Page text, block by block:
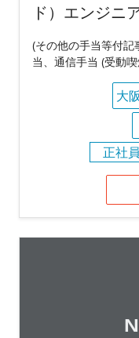
ド）エンジニ
(その他の手当等付
当、通信手当 (受動
大
正社員